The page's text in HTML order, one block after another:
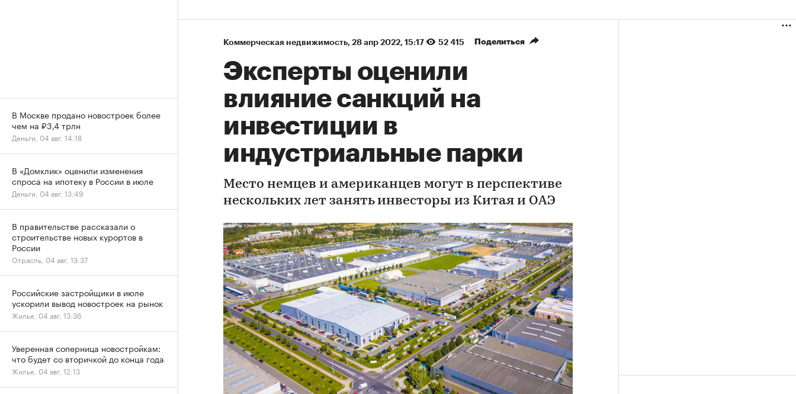
Коммерческая недвижимость⁠, 28 апр 2022, 15:17 52 415 Поделиться
Эксперты оценили
влияние санкций на
инвестиции в
индустриальные парки
Место немцев и американцев могут в перспективе
нескольких лет занять инвесторы из Китая и ОАЭ
В Москве продано новостроек более
чем на ₽3,4 трлн
Деньги, 04 авг, 14:18
В «Домклик» оценили изменения
спроса на ипотеку в России в июле
Деньги, 04 авг, 13:49
В правительстве рассказали о
строительстве новых курортов в
России
Отрасль, 04 авг, 13:37
Российские застройщики в июле
ускорили вывод новостроек на рынок
Жилье, 04 авг, 13:36
Уверенная соперница новостройкам:
что будет со вторичкой до конца года
Жилье, 04 авг, 12:13